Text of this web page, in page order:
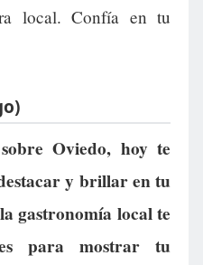
local. Confía en tu
Oviedo, hoy te
y brillar en tu
gastronomía local te
para mostrar tu